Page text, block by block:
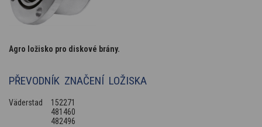
Agro ložisko pro diskové brány.
PŘEVODNÍK ZNAČENÍ LOŽISKA
Väderstad
152271
481460
482496